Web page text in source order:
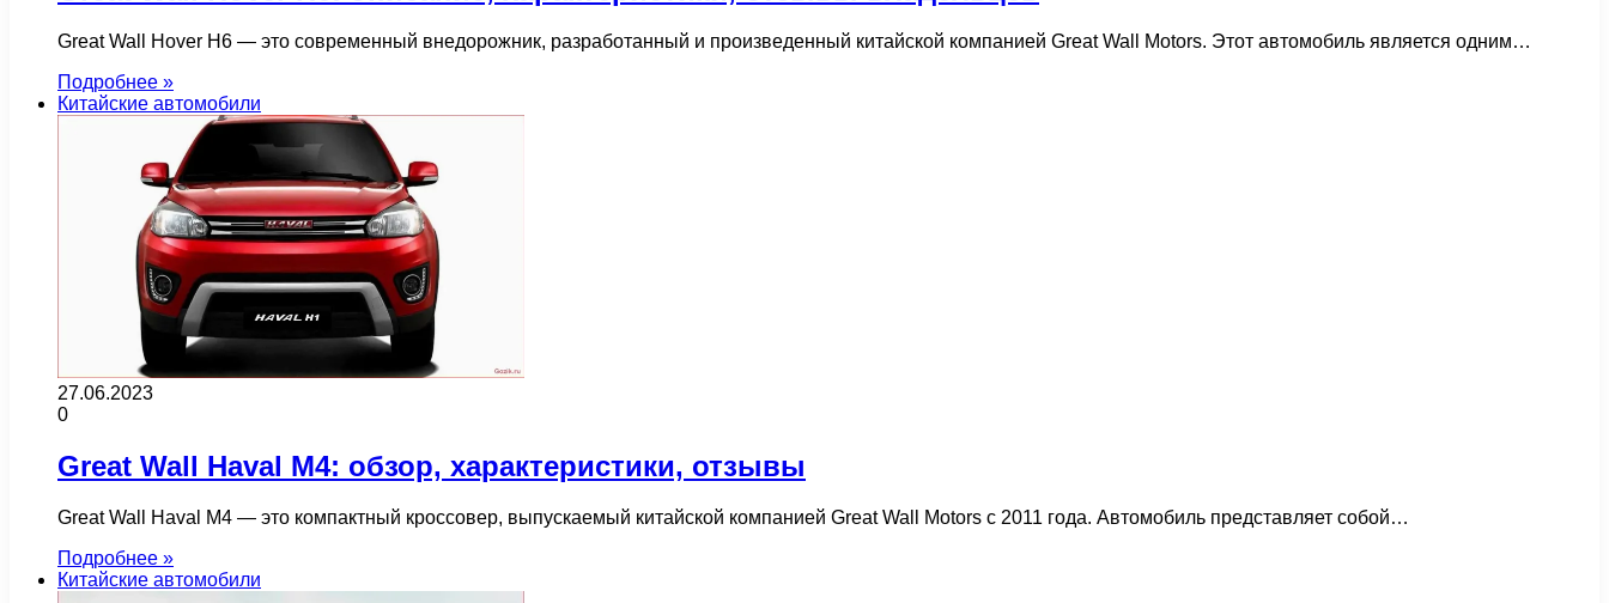
Great Wall Hover H6 — это современный внедорожник, разработанный и произведенный китайской компанией Great Wall Motors. Этот автомобиль является одним…
Подробнее »
Китайские автомобили
27.06.2023
0
Great Wall Haval M4: обзор, характеристики, отзывы
Great Wall Haval M4 — это компактный кроссовер, выпускаемый китайской компанией Great Wall Motors с 2011 года. Автомобиль представляет собой…
Подробнее »
Китайские автомобили